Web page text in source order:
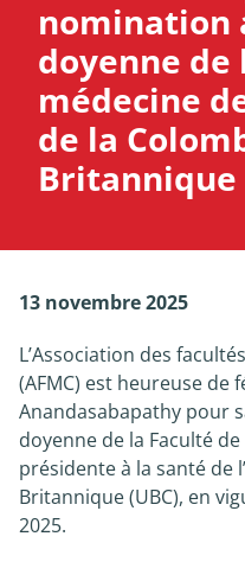
Données
Plaidoyer
Initiatives
nomination
doyenne de
médecine
de la
Britannique
13 novembre 2025
L’Association des
(AFMC) est heureuse de
Anandasabapathy pour
doyenne de la Faculté
présidente à la santé de
Britannique (UBC), en
2025.